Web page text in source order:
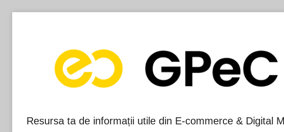
Blog-
Resursa ta de informații utile din E-commerce & Digital